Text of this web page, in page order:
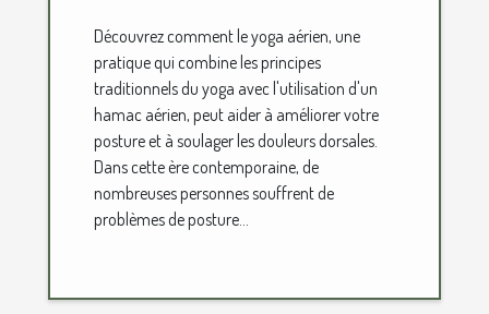
dorsales
Découvrez comment le yoga aérien, une
pratique qui combine les principes
traditionnels du yoga avec l'utilisation d'un
hamac aérien, peut aider à améliorer votre
posture et à soulager les douleurs dorsales.
Dans cette ère contemporaine, de
nombreuses personnes souffrent de
problèmes de posture...